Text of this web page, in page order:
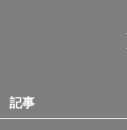
記事